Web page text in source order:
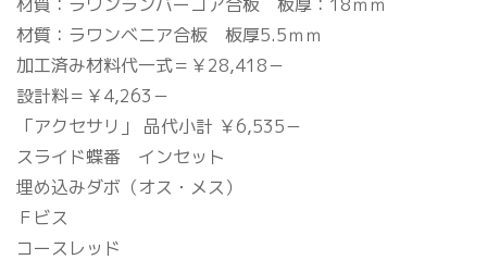
材質：ラワンベニア合板 板厚5.5ｍｍ
加工済み材料代一式＝￥28,418－
設計料＝￥4,263－
「アクセサリ」 品代小計 ￥6,535－
スライド蝶番 インセット
埋め込みダボ（オス・メス）
Ｆビス
コースレッド